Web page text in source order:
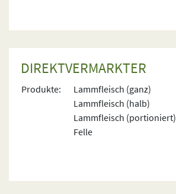
DIREKTVERMARKTER
Produkte:
Lammfleisch (ganz)
Lammfleisch (halb)
Lammfleisch (portioniert)
Felle